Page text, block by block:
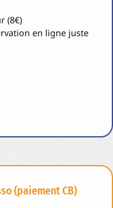
(8€)
en ligne juste
(paiement CB)